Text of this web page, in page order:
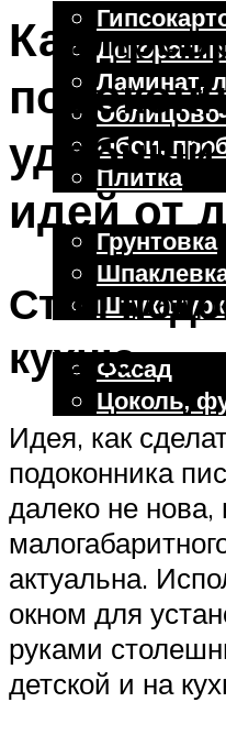
Ламинат,
Обои,
Плитка
Отделочные
Грунтовка
Внешняя
Фасад
Цоколь,
Меню
Как
удобный
идей от
Стол
кухню
Идея, как
подоконника
далеко не нова,
актуальна.
окном для
руками
детской и на